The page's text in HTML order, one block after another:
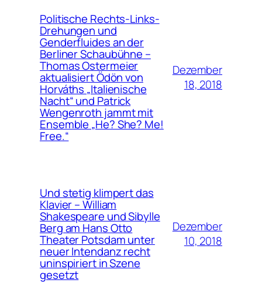
Politische Rechts-Links-
Drehungen und
Genderfluides an der
Berliner Schaubühne –
Thomas Ostermeier
aktualisiert Ödön von
Horváths „Italienische
Nacht“ und Patrick
Wengenroth jammt mit
Ensemble „He? She? Me!
Free.“
Dezember
18, 2018
Und stetig klimpert das
Klavier – William
Shakespeare und Sibylle
Berg am Hans Otto
Theater Potsdam unter
neuer Intendanz recht
uninspiriert in Szene
gesetzt
Dezember
10, 2018